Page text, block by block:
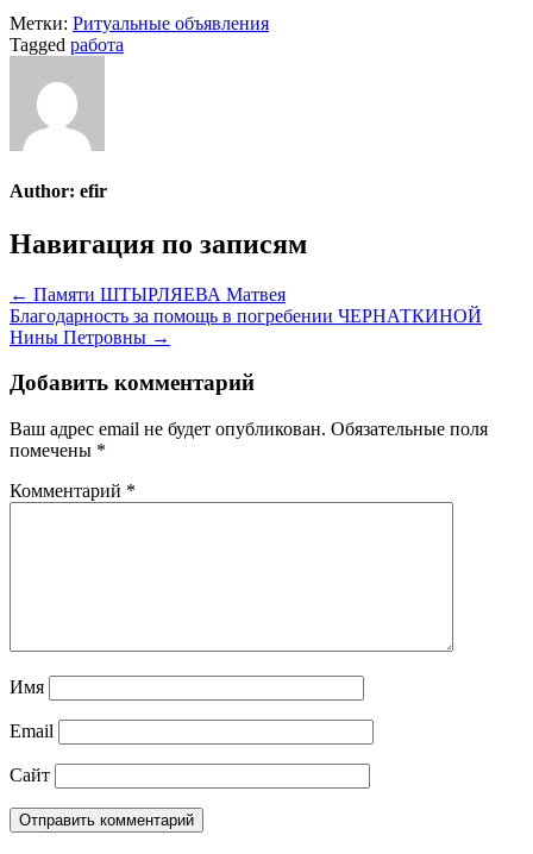
Метки: Ритуальные объявления
Tagged работа
Author: efir
Навигация по записям
← Памяти ШТЫРЛЯЕВА Матвея
Благодарность за помощь в погребении ЧЕРНАТКИНОЙ
Нины Петровны →
Добавить комментарий
Ваш адрес email не будет опубликован. Обязательные поля
помечены *
Комментарий *
Имя
Email
Сайт